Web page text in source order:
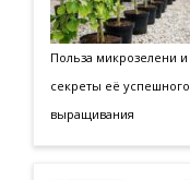
Польза микрозелени и
секреты её успешного
выращивания